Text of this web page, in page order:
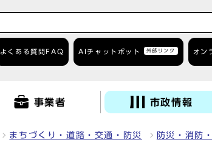
よくある質問 FAQ AIチャットボット 外部リンク オン
事業者 市政情報
まちづくり・道路・交通・防災 防災・消防